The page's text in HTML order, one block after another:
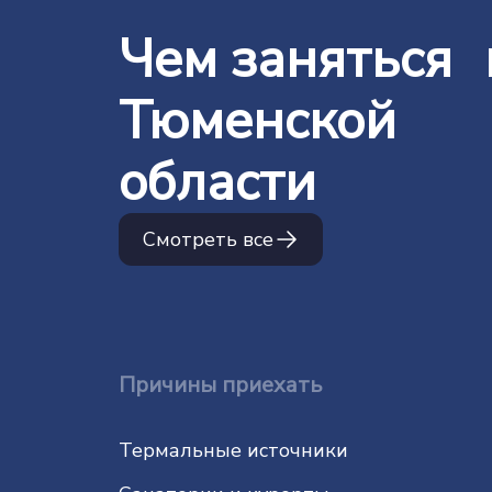
Чем заняться
Тюменской
области
Смотреть все
Причины приехать
Термальные источники